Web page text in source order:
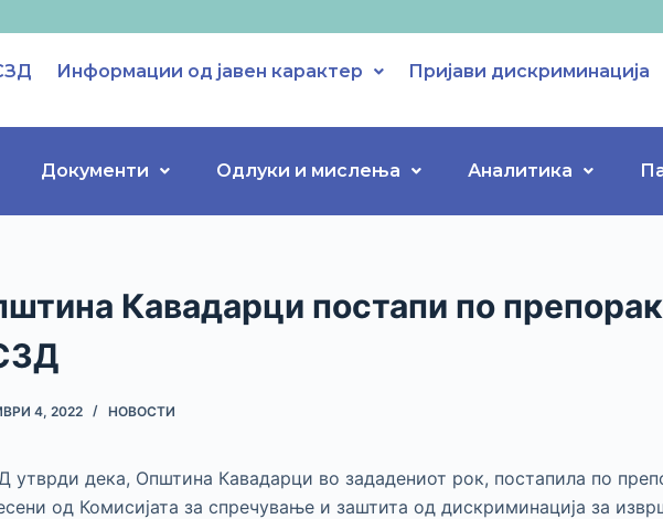
Информации од јавен карактер Пријави дискриминација
Документи Одлуки и мислења Аналитика
Кавадарци постапи по
4, 2022 НОВОСТИ
утврди дека, Општина Кавадарци во зададениот рок, постапила по
од Комисијата за спречување и заштита од дискриминација за